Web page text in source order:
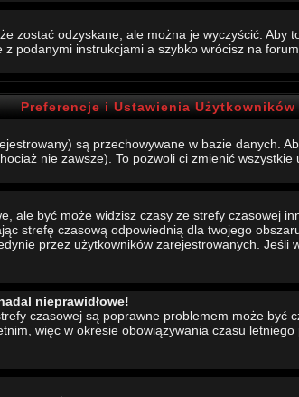
zostać odzyskane, ale można je wyczyścić. Aby
z podanymi instrukcjami a szybko wrócisz na forum
Preferencje i Ustawienia Użytkowników
są przechowywane w bazie danych.
nie zawsze). To pozwoli ci zmienić wszystkie
ale być może widzisz czasy ze strefy czasowej
strefę czasową odpowiednią dla twojego
przez użytkowników zarejestrowanych. Jeśli
nieprawidłowe!
czasowej są poprawne problemem może być
więc w okresie obowiązywania czasu